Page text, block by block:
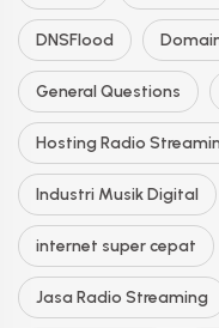
DNSFlood
General Questions
Hosting Radio
Industri Musik Digital
internet super cepat
Jasa Radio Streaming